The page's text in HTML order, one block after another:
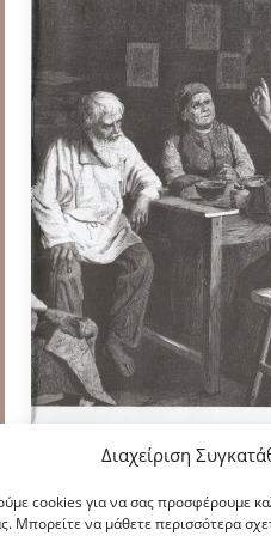
Διαχείριση
cookies για να σας προσφέρουμε
Μπορείτε να μάθετε περισσότερα